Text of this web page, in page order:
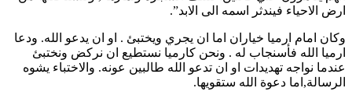
ارض الاحياء فيندثر اسمه الى الابد”.
وكان امام ارميا خياران اما ان يجري ويختبئ . او ان يدعو الله. ودعا
ارميا الله فأسنجاب له . ونحن كارميا نستطيع ان نركض ونختبئ
عندما نواجه تهديدات او ان تدعو الله طالبين عونه. والاختباء يشوه
الرسالة,اما دعوة الله ستقويها.